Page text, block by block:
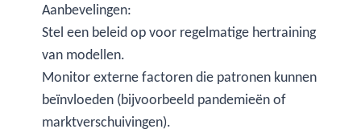
Aanbevelingen:
Stel een beleid op voor regelmatige hertraining
van modellen.
Monitor externe factoren die patronen kunnen
beïnvloeden (bijvoorbeeld pandemieën of
marktverschuivingen).